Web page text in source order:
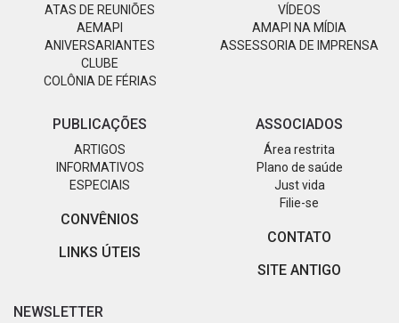
ATAS DE REUNIÕES
AEMAPI
ANIVERSARIANTES
CLUBE
COLÔNIA DE FÉRIAS
VÍDEOS
AMAPI NA MÍDIA
ASSESSORIA DE IMPRENSA
PUBLICAÇÕES
ARTIGOS
INFORMATIVOS
ESPECIAIS
CONVÊNIOS
LINKS ÚTEIS
ASSOCIADOS
Área restrita
Plano de saúde
Just vida
Filie-se
CONTATO
SITE ANTIGO
NEWSLETTER